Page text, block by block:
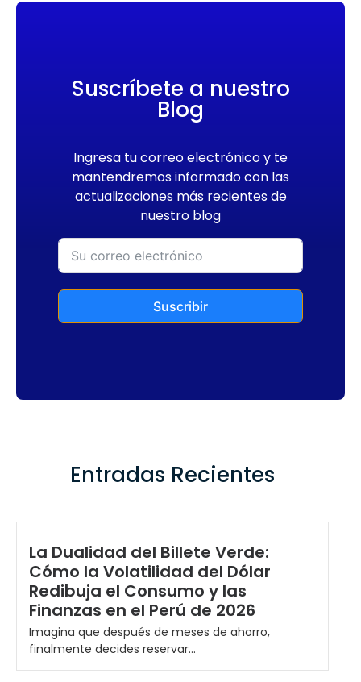
Suscríbete a nuestro
Blog
Ingresa tu correo electrónico y te
mantendremos informado con las
actualizaciones más recientes de
nuestro blog
Suscribir
Entradas Recientes
La Dualidad del Billete Verde:
Cómo la Volatilidad del Dólar
Redibuja el Consumo y las
Finanzas en el Perú de 2026
Imagina que después de meses de ahorro,
finalmente decides reservar...